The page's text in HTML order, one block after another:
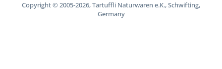
Copyright © 2005-2026, Tartuffli Naturwaren e.K., Schwifting,
Germany